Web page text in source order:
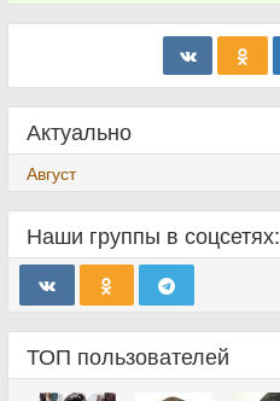
Актуально
Август
Наши группы в соцсетях:
ТОП пользователей